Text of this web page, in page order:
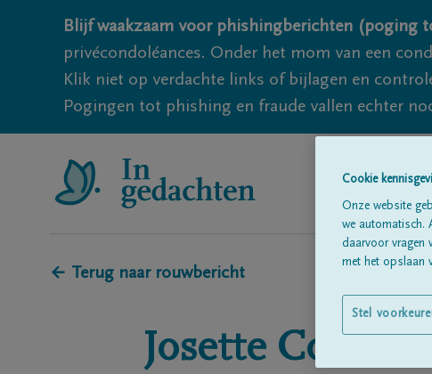
Blijf waakzaam voor phishingberichten (poging
privécondoléances. Onder het mom van een
Klik niet op verdachte links of bijlagen en
Pogingen tot phishing en fraude vallen echter
← Terug naar rouwbericht
Josette Collette
Cookie
Onze website
we automatisch.
daarvoor vragen
met het opslaan
Stel